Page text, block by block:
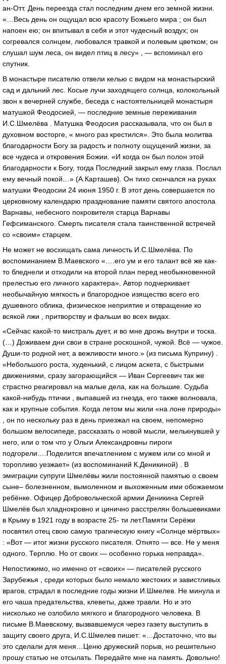
ан-Отт. День переезда стал последним днем его земной жизни.
«…Весь день он ощущал всю красоту Божьего мира ; он был
напоен ею; он впитывал в себя и этот чудесный воздух; он
согревался солнцем, любовался травкой и полевым цветком; он
слушал шум леса, он видел птиц в лесу» , — вспоминал его
спутник.
В монастыре писателю отвели келью с видом на монастырский
сад и дальний лес. Косые лучи заходящего солнца, колокольный
звон к вечерней службе, беседа с настоятельницей монастыря
матушкой Феодосией, — последние земные переживания
И.С.Шмелёва . Матушка Феодосия рассказывала, что он был в
духовном восторге, « много раз крестился». Это была молитва
благодарности Богу за радость и полноту ощущений жизни, за
все чудеса и откровения Божии. «И когда он был полон этой
благодарности к Богу, тогда Последний закрыл ему глаза. Послал
ему вечный покой…» (А.Карташев). Он тихо скончался на руках
матушки Феодосии 24 июня 1950 г. В этот день совершается по
церковному календарю празднование памяти святого апостола
Варнавы, небесного покровителя старца Варнавы
Гефсиманского. Смерть писателя стала таинственной встречей
со «своим» старцем.
Не может не восхищать сама личность И.С.Шмелёва. По
воспоминанием В.Маевского «….его ум и его талант всё же как-
то бледнели и отходили на второй план перед необыкновенной
прелестью его личного характера». Автор подчеркивает
необычайную мягкость и благородное изящество всего его
душевного облика, физическое неприятие и отвращение ко
всякой лжи , притворству и фальши во всех видах.
«Сейчас какой-то мистраль дует, и во мне дрожь внутри и тоска.
(…) Доживаем дни свои в стране роскошной, чужой. Всё — чужое.
Души-то родной нет, а вежливости много.» (из письма Куприну) .
«Небольшого роста, худенький, с лицом аскета, с быстрыми
движениями, сразу загорающийся — Иван Сергеевич так же
страстно реагировал на малые дела, как на большие. Судьба
какой-нибудь птички , выпавшей из гнезда, его также волновала,
как и крупные события. Когда летом мы жили «на лоне природы»
, он по нескольку раз в день приезжал на своем, непомерно
большом велосипеде, рассказать о новой мысли, мелькнувшей у
него, или о том что у Ольги Александровны пироги
подгорели….Поделится впечатлением с мужем или со мной и
торопливо уезжает» (из воспоминаний К.Деникиной) . В
эмиграции супруги Шмелёвы жили постоянной памятью о своем
сыне– болезненном, вымоленном и выхоженным ими обожаемом
ребёнке. Офицер Добровольческой армии Деникина Сергей
Шмелёв был хладнокровно и цинично расстрелян большевиками
в Крыму в 1921 году в возрасте 25- ти лет.Памяти Серёжи
посвятил отец свою самую трагическую книгу «Солнце мёртвых»
: «Вот — итог жизни русского писателя. Отнято — все. Не у меня
одного. Терплю. Но от своих — особенно горька неправда».
Непостижимо, но именно от «своих» — писателей русского
Зарубежья , среди которых было немало жестоких и завистливых
врагов, страдал в последние годы жизни И.Шмелев. Не минула и
его чаша предательства, клеветы, даже травли. Но и это
нисколько не озлобило мягкого и благородного человека. В
письме В.Маевскому, вызвавшемуся через газету выступить в
защиту своего друга, И.С.Шмелев пишет: «…Достаточно, что вы
это сделали для меня…Ценю дружеский порыв, но решительно
прошу статью не отсылать. Передайте мне на память. Довольно!